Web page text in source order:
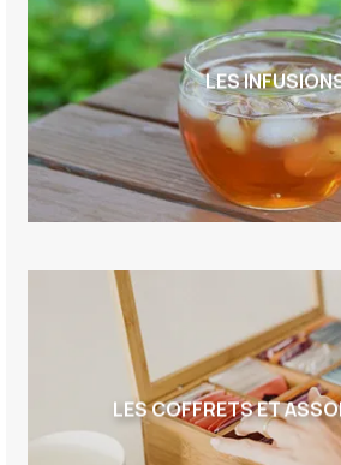
LES
LES COFFRETS ET